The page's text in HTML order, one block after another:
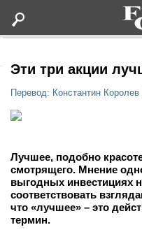
Lifestyle
Мероприятия
Эти три акции
Перевод: Константин Королев
Лучшее, подобно
смотрящего. Мнение
выгодных инвестициях
соответствовать
что «лучшее» – это
термин.